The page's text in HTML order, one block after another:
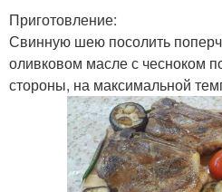
Приготовление:
Свинную шею посолить
оливковом масле с чесноком
стороны, на максимальной